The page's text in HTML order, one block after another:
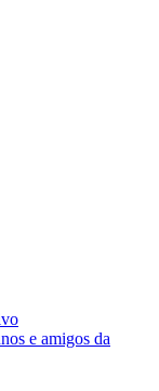
e amigos da